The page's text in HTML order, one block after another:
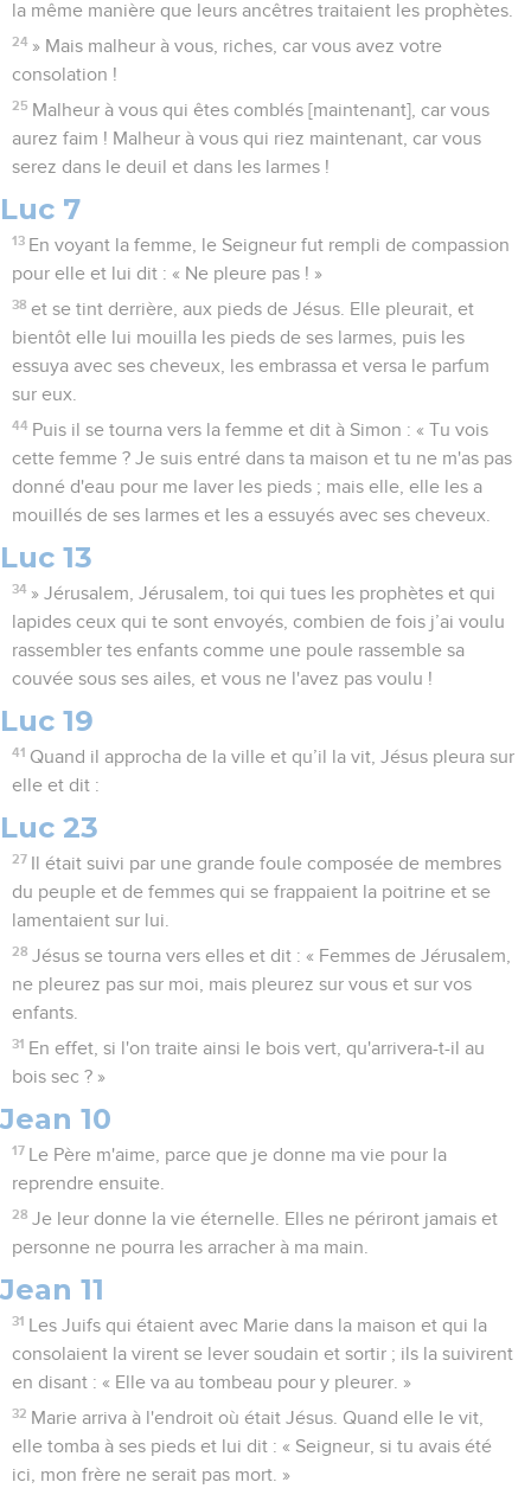
la même manière que leurs ancêtres traitaient les prophètes.
24 » Mais malheur à vous, riches, car vous avez votre
consolation !
25 Malheur à vous qui êtes comblés [maintenant], car vous
aurez faim ! Malheur à vous qui riez maintenant, car vous
serez dans le deuil et dans les larmes !
Luc 7
13 En voyant la femme, le Seigneur fut rempli de compassion
pour elle et lui dit : « Ne pleure pas ! »
38 et se tint derrière, aux pieds de Jésus. Elle pleurait, et
bientôt elle lui mouilla les pieds de ses larmes, puis les
essuya avec ses cheveux, les embrassa et versa le parfum
sur eux.
44 Puis il se tourna vers la femme et dit à Simon : « Tu vois
cette femme ? Je suis entré dans ta maison et tu ne m'as pas
donné d'eau pour me laver les pieds ; mais elle, elle les a
mouillés de ses larmes et les a essuyés avec ses cheveux.
Luc 13
34 » Jérusalem, Jérusalem, toi qui tues les prophètes et qui
lapides ceux qui te sont envoyés, combien de fois j’ai voulu
rassembler tes enfants comme une poule rassemble sa
couvée sous ses ailes, et vous ne l'avez pas voulu !
Luc 19
41 Quand il approcha de la ville et qu’il la vit, Jésus pleura sur
elle et dit :
Luc 23
27
Il était suivi par une grande foule composée de membres
du peuple et de femmes qui se frappaient la poitrine et se
lamentaient sur lui.
28 Jésus se tourna vers elles et dit : « Femmes de Jérusalem,
ne pleurez pas sur moi, mais pleurez sur vous et sur vos
enfants.
31 En effet, si l'on traite ainsi le bois vert, qu'arrivera-t-il au
bois sec ? »
Jean 10
17
Le Père m'aime, parce que je donne ma vie pour la
reprendre ensuite.
28 Je leur donne la vie éternelle. Elles ne périront jamais et
personne ne pourra les arracher à ma main.
Jean 11
31
Les Juifs qui étaient avec Marie dans la maison et qui la
consolaient la virent se lever soudain et sortir ; ils la suivirent
en disant : « Elle va au tombeau pour y pleurer. »
32 Marie arriva à l'endroit où était Jésus. Quand elle le vit,
elle tomba à ses pieds et lui dit : « Seigneur, si tu avais été
ici, mon frère ne serait pas mort. »